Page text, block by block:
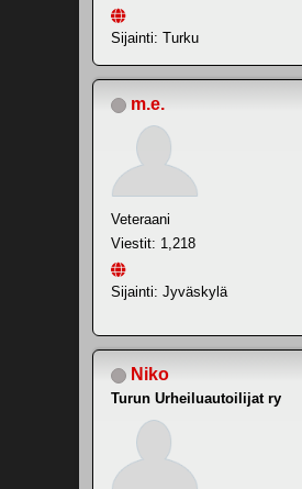
Sijainti: Turku
m.e.
Veteraani
Viestit: 1,218
Sijainti: Jyväskylä
Niko
Turun Urheiluautoilijat ry